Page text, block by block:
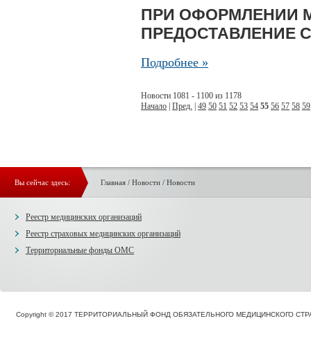
ПРИ ОФОРМЛЕНИИ
ПРЕДОСТАВЛЕНИЕ
Подробнее »
Новости 1081 - 1100 из 1178
Начало Пред. 49 50 51 52 53 54 55 56 57 58 59
Вы сейчас здесь: Главная/ Новости / Новости
Реестр медицинских организаций
Реестр страховых медицинских организаций
Территориальные фонды ОМС
Copyright © 2017 ТЕРРИТОРИАЛЬНЫЙ ФОНД ОБЯЗАТЕЛЬНОГО МЕДИЦИНСКОГО